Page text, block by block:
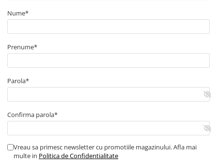
■ Echipamente de ridicare
■ Produse universale
■ Echipamente atelier
pneumatice
■ Consumabile vopsitorie
■ Carlige remorcare
■ Accesorii vehicule electrice
Nume*
Prenume*
Parola*
Confirma parola*
Vreau sa primesc newsletter cu promotiile magazinului. Afla mai
multe in Politica de Confidentialitate